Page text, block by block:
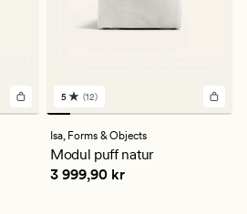
12
anmeldelser
med
en
gjennomsnittlig
vurdering
5 (12)
Isa, Forms & Objects
Modul puff natur
Pris 3 999,90 kr
3 999,90 kr